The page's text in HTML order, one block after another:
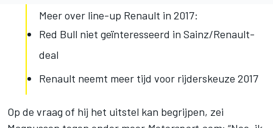
Meer over line-up Renault in 2017:
Red Bull niet geïnteresseerd in Sainz/Renault-
deal
Renault neemt meer tijd voor rijderskeuze 2017
Op de vraag of hij het uitstel kan begrijpen, zei